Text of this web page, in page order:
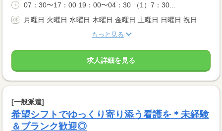
07：30〜17：00 19：00〜04：30 （1）7：30...
月曜日 火曜日 水曜日 木曜日 金曜日 土曜日 日曜日 祝日
もっと見る
求人詳細を見る
[一般派遣]
希望シフトでゆっくり寄り添う看護を＊未経験
＆ブランク歓迎◎